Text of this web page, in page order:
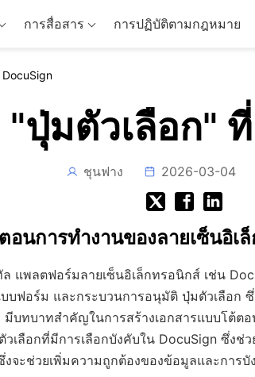
การสื่อสาร การปฏิบัติตามกฎหมาย
ปุ่มตัวเลือก"
ชุนฟาง 2026-03-04
อนการทำงานของลายเซ็นอิเ
พลตฟอร์มลายเซ็นอิเล็กทรอนิกส์ เช่น
ฟอร์ม และกระบวนการอนุมัติ ปุ่มตัวเลือก ซึ่
มีบทบาทสำคัญในการสร้างเอกสารแบบโต้ต
ลือกที่มีการเลือกบังคับใน DocuSign ซึ่งช่ว
จะช่วยเพิ่มความถูกต้องของข้อมูลและการ